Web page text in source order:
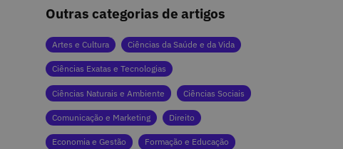
Outras categorias de artigos
Artes e Cultura Ciências da Saúde e da Vida
Ciências Exatas e Tecnologias
Ciências Naturais e Ambiente Ciências Sociais
Comunicação e Marketing Direito
Economia e Gestão Formação e Educação